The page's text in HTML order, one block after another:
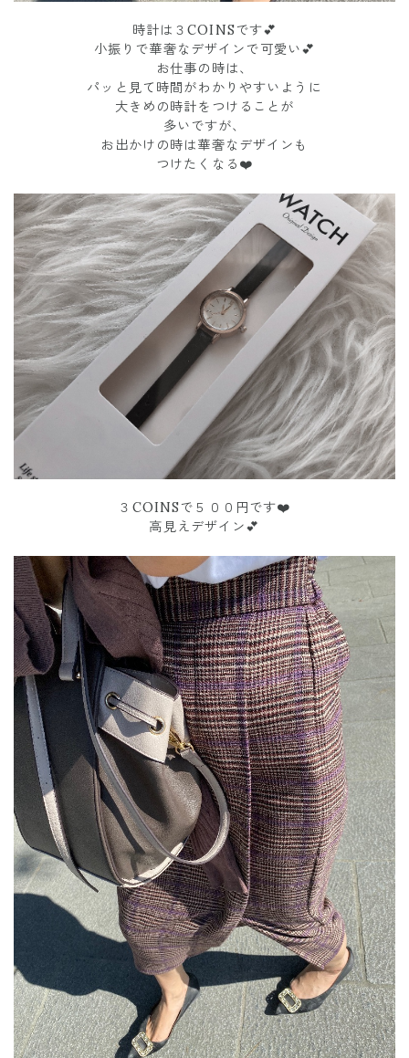
時計は３COINSです💕
小振りで華奢なデザインで可愛い💕
お仕事の時は、
パッと見て時間がわかりやすいように
大きめの時計をつけることが
多いですが、
お出かけの時は華奢なデザインも
つけたくなる❤️
３COINSで５００円です❤️
高見えデザイン💕